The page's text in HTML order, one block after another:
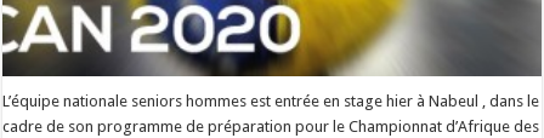
L’équipe nationale seniors hommes est entrée en stage hier à Nabeul , dans le
cadre de son programme de préparation pour le Championnat d’Afrique des